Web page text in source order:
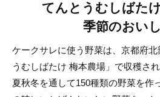
てんとうむしばた
季節のおい
ケークサレに使う野菜は、京都府
うむしばたけ 梅本農場」で収穫さ
夏秋冬を通して150種類の野菜を作